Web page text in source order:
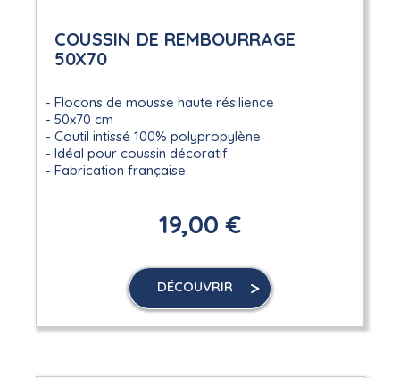
COUSSIN DE REMBOURRAGE
50X70
Flocons de mousse haute résilience
50x70 cm
Coutil intissé 100% polypropylène
Idéal pour coussin décoratif
Fabrication française
19,00 €
DÉCOUVRIR